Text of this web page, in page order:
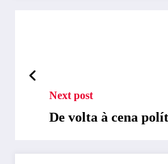
Next post
De volta à cena